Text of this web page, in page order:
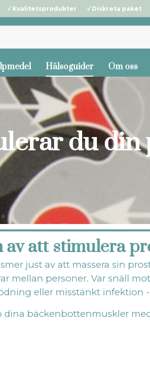
√ Kvalitetsprodukter √ Diskreta paket √
Hälsoguider Om oss
du din
av att stimulera
just av att massera sin
mellan personer. Var snäll
eller misstänkt infektion -
bäckenbottenmuskler